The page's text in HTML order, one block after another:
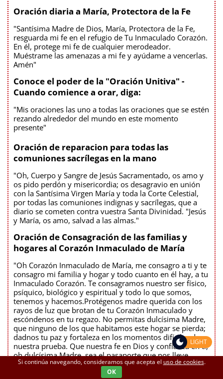
Oración diaria a María, Protectora de la Fe
"Santísima Madre de Dios, María, Protectora de la Fe,
resguarda mi fe en el refugio de Tu Inmaculado Corazón.
En él, protege mi fe de cualquier merodeador.
Muéstrame las amenazas a mi fe y ayúdame a vencerlas.
Amén"
Conoce el poder de la "Oración Unitiva" -
Cuando comience a orar, diga:
"Mis oraciones las uno a todas las oraciones que se estén
rezando alrededor del mundo en este momento
presente"
Oración de reparacion para todas las
comuniones sacrílegas en la mano
"Oh, Cuerpo y Sangre de Jesús Sacramentado, os amo y
os pido perdón y misericordia; os desagravio en unión
con la Santísima Virgen María y toda la Corte Celestial,
por todas las comuniones indignas y sacrílegas, que a
diario se cometen contra vuestra Santa Divinidad. "Jesús
y María, os amo, salvad a las almas."
Oración de Consagración de las familias y
hogares al Corazón Inmaculado de María
"Oh Corazón Inmaculado de María, me consagro a ti y te
consagro mi familia y hogar y todo cuanto en él hay, a tu
Inmaculado Corazón. Te consagramos nuestro ser físico,
psíquico, biológico y espiritual y todo lo que somos,
tenemos y hacemos.Protégenos madre querida con los
rayos de luz que brotan de tu Corazón Inmaculado y
escóndenos en tu regazo. No permitas dulcísima Madre,
que ninguno de los que habitamos este hogar se pierda;
dadnos tu paz y fortaleza en los momentos difíciles de
nuestra prueba. Que nuestra fe en Dios y confianza en ti,
oh dulcísima Madre, sea el pasaporte que nos lleve
seguros a las puertas de la nueva Creación. Amén. Ave
María Purísima, sin pecado concebida María Santísima (3
Si continúa navegando, consideramos que acepta el uso de cookies.
OK
LIGHT